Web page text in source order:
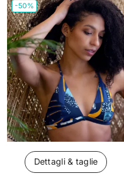
-50%
Dettagli & taglie